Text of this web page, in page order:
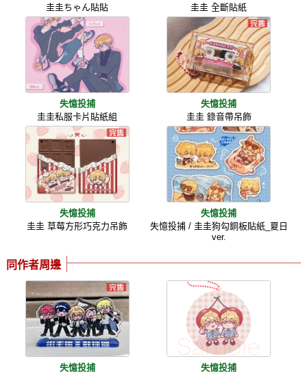
圭圭ちゃん貼貼
圭圭 全斷貼紙
失憶投捕
圭圭私服卡片貼紙組
失憶投捕
圭圭 錄音帶吊飾
失憶投捕
圭圭 草莓方形巧克力吊飾
失憶投捕
失憶投捕 / 圭圭狗勾銅板貼紙_夏日
ver.
同作者周邊
失憶投捕
失憶投捕